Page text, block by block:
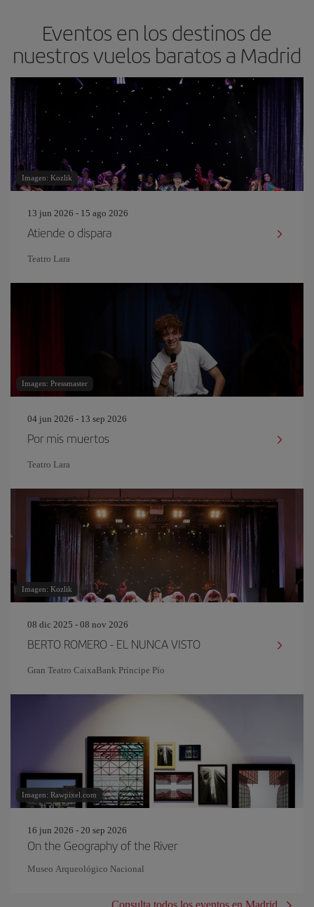
Eventos en los destinos de
nuestros vuelos baratos a Madrid
Imagen: Kozlik
13 jun 2026 - 15 ago 2026
Atiende o dispara
Teatro Lara
Imagen: Pressmaster
04 jun 2026 - 13 sep 2026
Por mis muertos
Teatro Lara
Imagen: Kozlik
08 dic 2025 - 08 nov 2026
BERTO ROMERO - EL NUNCA VISTO
Gran Teatro CaixaBank Príncipe Pío
Imagen: Rawpixel.com
16 jun 2026 - 20 sep 2026
On the Geography of the River
Museo Arqueológico Nacional
Consulta todos los eventos en Madrid